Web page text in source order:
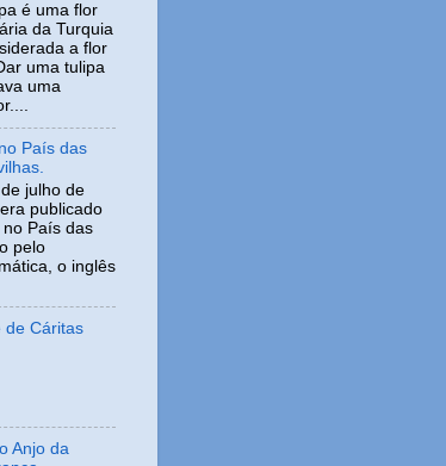
é uma flor
da Turquia
a flor
uma tulipa
uma
País das
julho de
publicado
no País das
pelo
o inglês
de Cáritas
Anjo da